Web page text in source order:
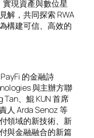
實現資產與數位星
解，共同探索 RWA
構建可信、高效的
的金融詩
與主辦方聯
Tan、鯤 KUN 首席
人 Arda Senoz 等
領域的新技術、新
與金融融合的新篇